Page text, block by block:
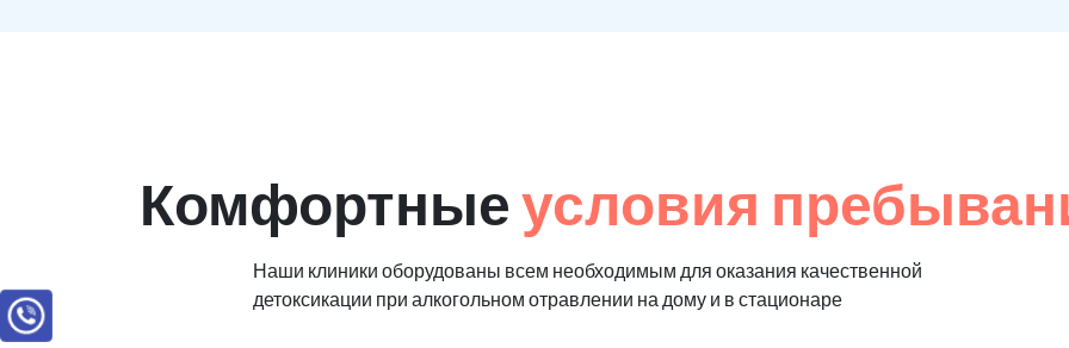
Комфортныеусловия
Наши клиники оборудованы всем необходимым для оказания качественной
детоксикации при алкогольном отравлении на дому и в стационаре